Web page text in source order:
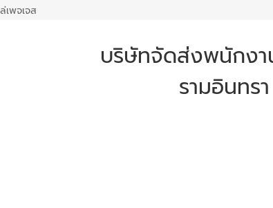
เพจเจส
บริษัทจัดส่งพนักงา
รามอินทร